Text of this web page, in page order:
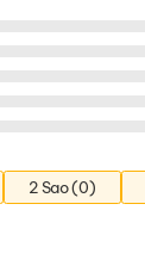
2 Sao (0)